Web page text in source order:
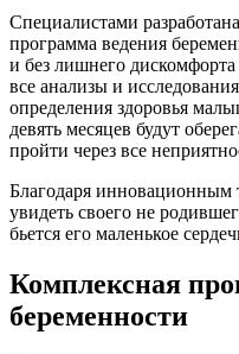
Специалистами
программа ведения
и без лишнего
все анализы и
определения здоровья
девять месяцев будут
пройти через все
Благодаря инновационным
увидеть своего не
бьется его маленькое
Комплексная
беременности